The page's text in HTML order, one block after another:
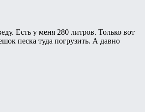
Есть у меня 280 литров. Только вот
песка туда погрузить. А давно